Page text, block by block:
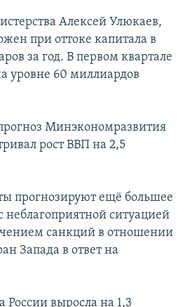
Алексей Улюкаев,
при оттоке капитала в
за год. В первом квартале
уровне 60 миллиардов
Минэкономразвития
рост ВВП на 2,5
прогнозируют ещё большее
неблагоприятной ситуацией
санкций в отношении
Запада в ответ на
России выросла на 1,3